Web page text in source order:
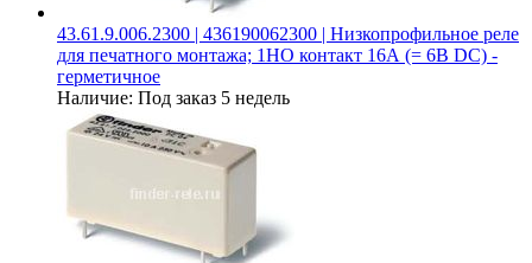
43.61.9.006.2300 | 436190062300 | Низкопрофильное реле
для печатного монтажа; 1НО контакт 16А (= 6В DC) -
герметичное
Наличие: Под заказ 5 недель